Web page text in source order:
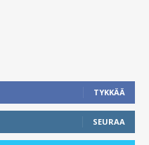
TYKKÄÄ
SEURAA